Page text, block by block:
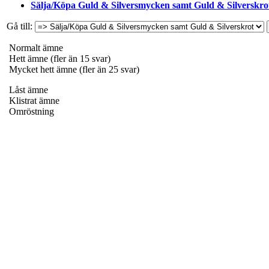
Sälja/Köpa Guld & Silversmycken samt Guld &
Gå till:
Normalt ämne
Hett ämne (fler än 15 svar)
Mycket hett ämne (fler än 25 svar)
Låst ämne
Klistrat ämne
Omröstning